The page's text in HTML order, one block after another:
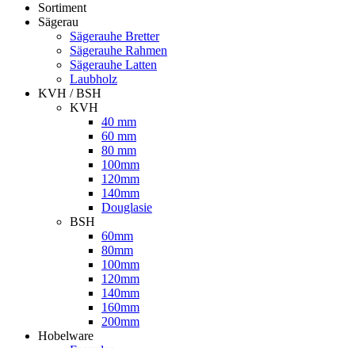
Sortiment
Sägerau
Sägerauhe Bretter
Sägerauhe Rahmen
Sägerauhe Latten
Laubholz
KVH / BSH
KVH
40 mm
60 mm
80 mm
100mm
120mm
140mm
Douglasie
BSH
60mm
80mm
100mm
120mm
140mm
160mm
200mm
Hobelware